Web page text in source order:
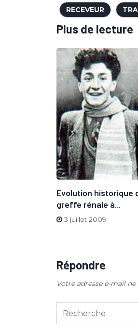
RECEVEUR
Plus de lecture
Evolution historique
greffe rénale à...
3 juillet 2009
Répondre
Votre adresse e-mail ne